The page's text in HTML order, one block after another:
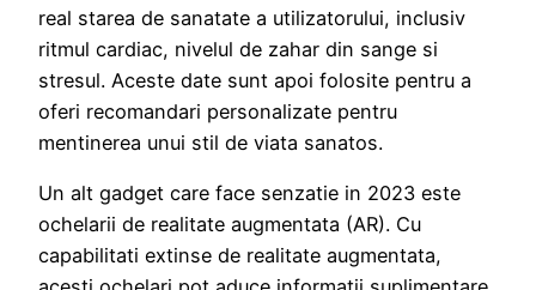
real starea de sanatate a utilizatorului, inclusiv
ritmul cardiac, nivelul de zahar din sange si
stresul. Aceste date sunt apoi folosite pentru a
oferi recomandari personalizate pentru
mentinerea unui stil de viata sanatos.
Un alt gadget care face senzatie in 2023 este
ochelarii de realitate augmentata (AR). Cu
capabilitati extinse de realitate augmentata,